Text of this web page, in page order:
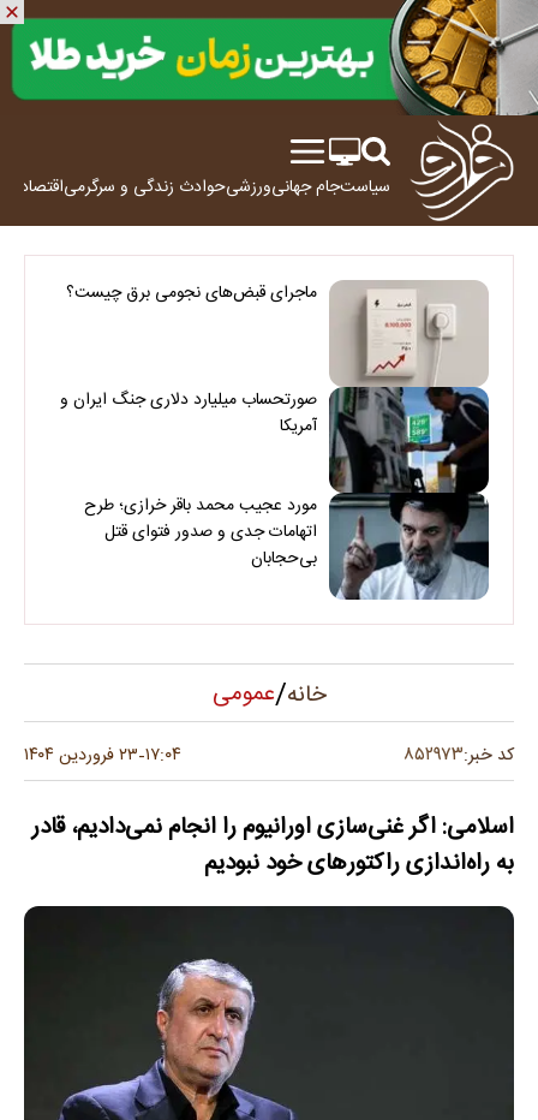
سیاستجام جهانیورزشیحوادث زندگی و سرگرمیاقتصاد
ماجرای قبض‌های نجومی برق چیست؟
صورتحساب میلیارد دلاری جنگ ایران و
آمریکا
مورد عجیب محمد باقر خرازی؛ طرح
اتهامات جدی و صدور فتوای قتل
بی‌حجابان
خانه/عمومی
کد خبر:۸۵۲۹۷۳ ۱۷:۰۴-۲۳ فروردین ۱۴۰۴
اسلامی: اگر غنی‌سازی اورانیوم را انجام نمی‌دادیم، قادر
به راه‌اندازی راکتورهای خود نبودیم